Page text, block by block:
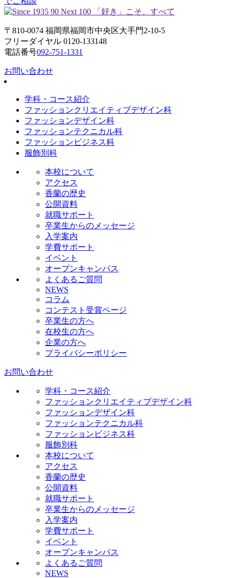
〒810-0074 福岡県福岡市中央区大手門2-10-5
フリーダイヤル 0120-133148
電話番号092-751-1331
お問い合わせ
学科・コース紹介
ファッションクリエイティブデザイン科
ファッションデザイン科
ファッションテクニカル科
ファッションビジネス科
服飾別科
本校について
アクセス
香蘭の歴史
公開資料
就職サポート
卒業生からのメッセージ
入学案内
学費サポート
イベント
オープンキャンパス
よくあるご質問
NEWS
コラム
コンテスト受賞ページ
卒業生の方へ
在校生の方へ
企業の方へ
プライバシーポリシー
お問い合わせ
学科・コース紹介
ファッションクリエイティブデザイン科
ファッションデザイン科
ファッションテクニカル科
ファッションビジネス科
服飾別科
本校について
アクセス
香蘭の歴史
公開資料
就職サポート
卒業生からのメッセージ
入学案内
学費サポート
イベント
オープンキャンパス
よくあるご質問
NEWS